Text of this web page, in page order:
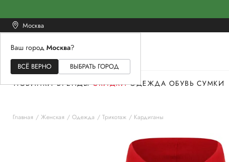
Москва
Ваш город Москва?
ВСЁ ВЕРНО ВЫБРАТЬ ГОРОД
ЖЕНСКОЕМУЖСКОЕ
НОВИНКИ БРЕНДЫ СКИДКИ ОДЕЖДА ОБУВЬ СУМКИ
Главная Женская Одежда Трикотаж Кардиганы